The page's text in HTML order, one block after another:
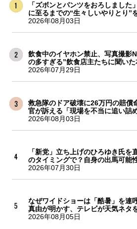
「ズボンとパンツをおろしまし
に至るまでの“生々しいやりとり”
2026年08月03日
飲食中のイヤホン禁止、写真撮影
の多すぎる”飲食店主たちに聞いた
2026年07月29日
救急隊のドア破壊に26万円の賠償
官が訴える「現場を不当に追い詰
2026年08月03日
「新党」立ち上げのひろゆき氏を
のタイミングで？自身の出馬可能
2026年07月30日
なぜワイドショーは「酷暑」を連
真由が明かす、テレビが天気ネタ
2026年08月05日